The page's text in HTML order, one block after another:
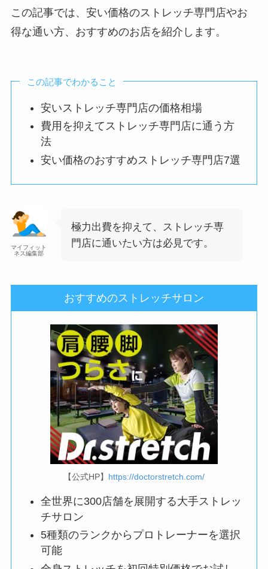
この記事では、安い価格のストレッチ専門店やお
得な通い方、おすすめのお店を紹介します。
この記事でわかること
安いストレッチ専門店の価格相場
費用を抑えてストレッチ専門店に通う方
法
安い価格のおすすめストレッチ専門店7選
マイフィット
ネス編集部
極力出費を抑えて、ストレッチ専
門店に通いたい方は必見です。
おすすめのストレッチサロン
【公式HP】 https://doctorstretch.com/
全世界に300店舗を展開する大手ストレッ
チサロン
5種類のランクからプロトレーナーを選択
可能